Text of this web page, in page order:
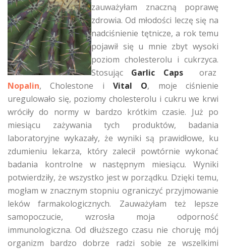
zauważyłam znaczną poprawę
zdrowia. Od młodości leczę się na
nadciśnienie tętnicze, a rok temu
pojawił się u mnie zbyt wysoki
poziom cholesterolu i cukrzyca.
Stosując Garlic Capsoraz
Nopalin, Cholestone i Vital O, moje ciśnienie
uregulowało się, poziomy cholesterolu i cukru we krwi
wróciły do normy w bardzo krótkim czasie. Już po
miesiącu zażywania tych produktów, badania
laboratoryjne wykazały, że wyniki są prawidłowe, ku
zdumieniu lekarza, który zalecił powtórnie wykonać
badania kontrolne w następnym miesiącu. Wyniki
potwierdziły, że wszystko jest w porządku. Dzięki temu,
mogłam w znacznym stopniu ograniczyć przyjmowanie
leków farmakologicznych. Zauważyłam też lepsze
samopoczucie, wzrosła moja odporność
immunologiczna. Od dłuższego czasu nie choruję mój
organizm bardzo dobrze radzi sobie ze wszelkimi